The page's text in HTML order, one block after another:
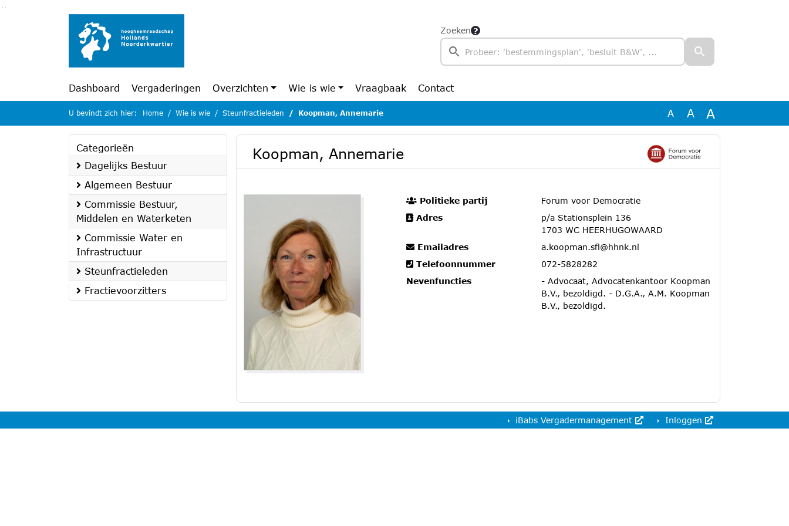
Ga naar de inhoud van deze pagina
Ga naar het zoeken
Ga naar het menu
Zoeken
Dashboard Vergaderingen Overzichten Wie is wie Vraagbaak Contact
U bevindt zich hier: Home Wie is wie Steunfractieleden Koopman, Annemarie A A A
Categorieën
Dagelijks Bestuur
Algemeen Bestuur
Commissie Bestuur,
Middelen en Waterketen
Commissie Water en
Infrastructuur
Steunfractieleden
Fractievoorzitters
Koopman, Annemarie
Politieke partij
Forum voor Democratie
Adres
p/a Stationsplein 136
1703 WC HEERHUGOWAARD
Emailadres
a.koopman.sfl@hhnk.nl
Telefoonnummer
072-5828282
Nevenfuncties
- Advocaat, Advocatenkantoor Koopman
B.V., bezoldigd. - D.G.A., A.M. Koopman
B.V., bezoldigd.
iBabs Vergadermanagement Inloggen